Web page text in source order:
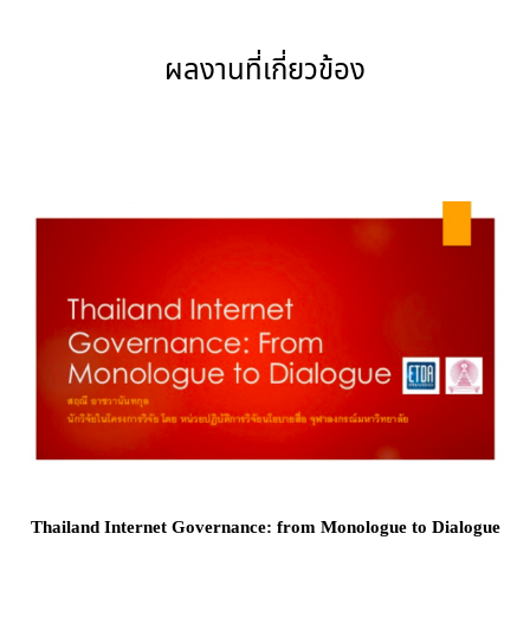
ผลงานที่เกี่ยวข้อง
Thailand Internet Governance: from Monologue to Dialogue